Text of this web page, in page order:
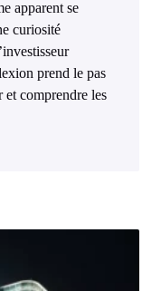
apparent se
curiosité
prend le pas
et comprendre les